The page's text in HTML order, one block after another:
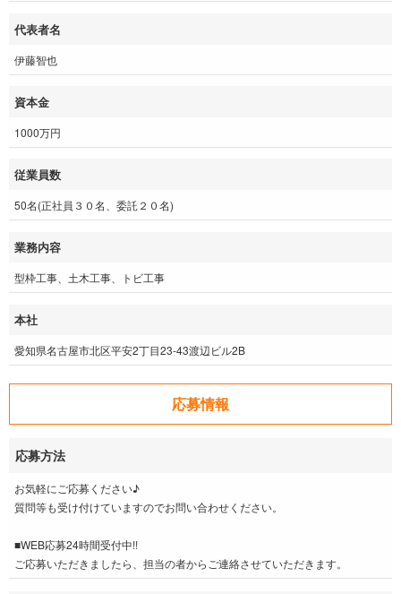
代表者名
伊藤智也
資本金
1000万円
従業員数
50名(正社員３０名、委託２０名)
業務内容
型枠工事、土木工事、トビ工事
本社
愛知県名古屋市北区平安2丁目23-43渡辺ビル2B
応募情報
応募方法
お気軽にご応募ください♪
質問等も受け付けていますのでお問い合わせください。
■WEB応募24時間受付中!!
ご応募いただきましたら、担当の者からご連絡させていただきます。